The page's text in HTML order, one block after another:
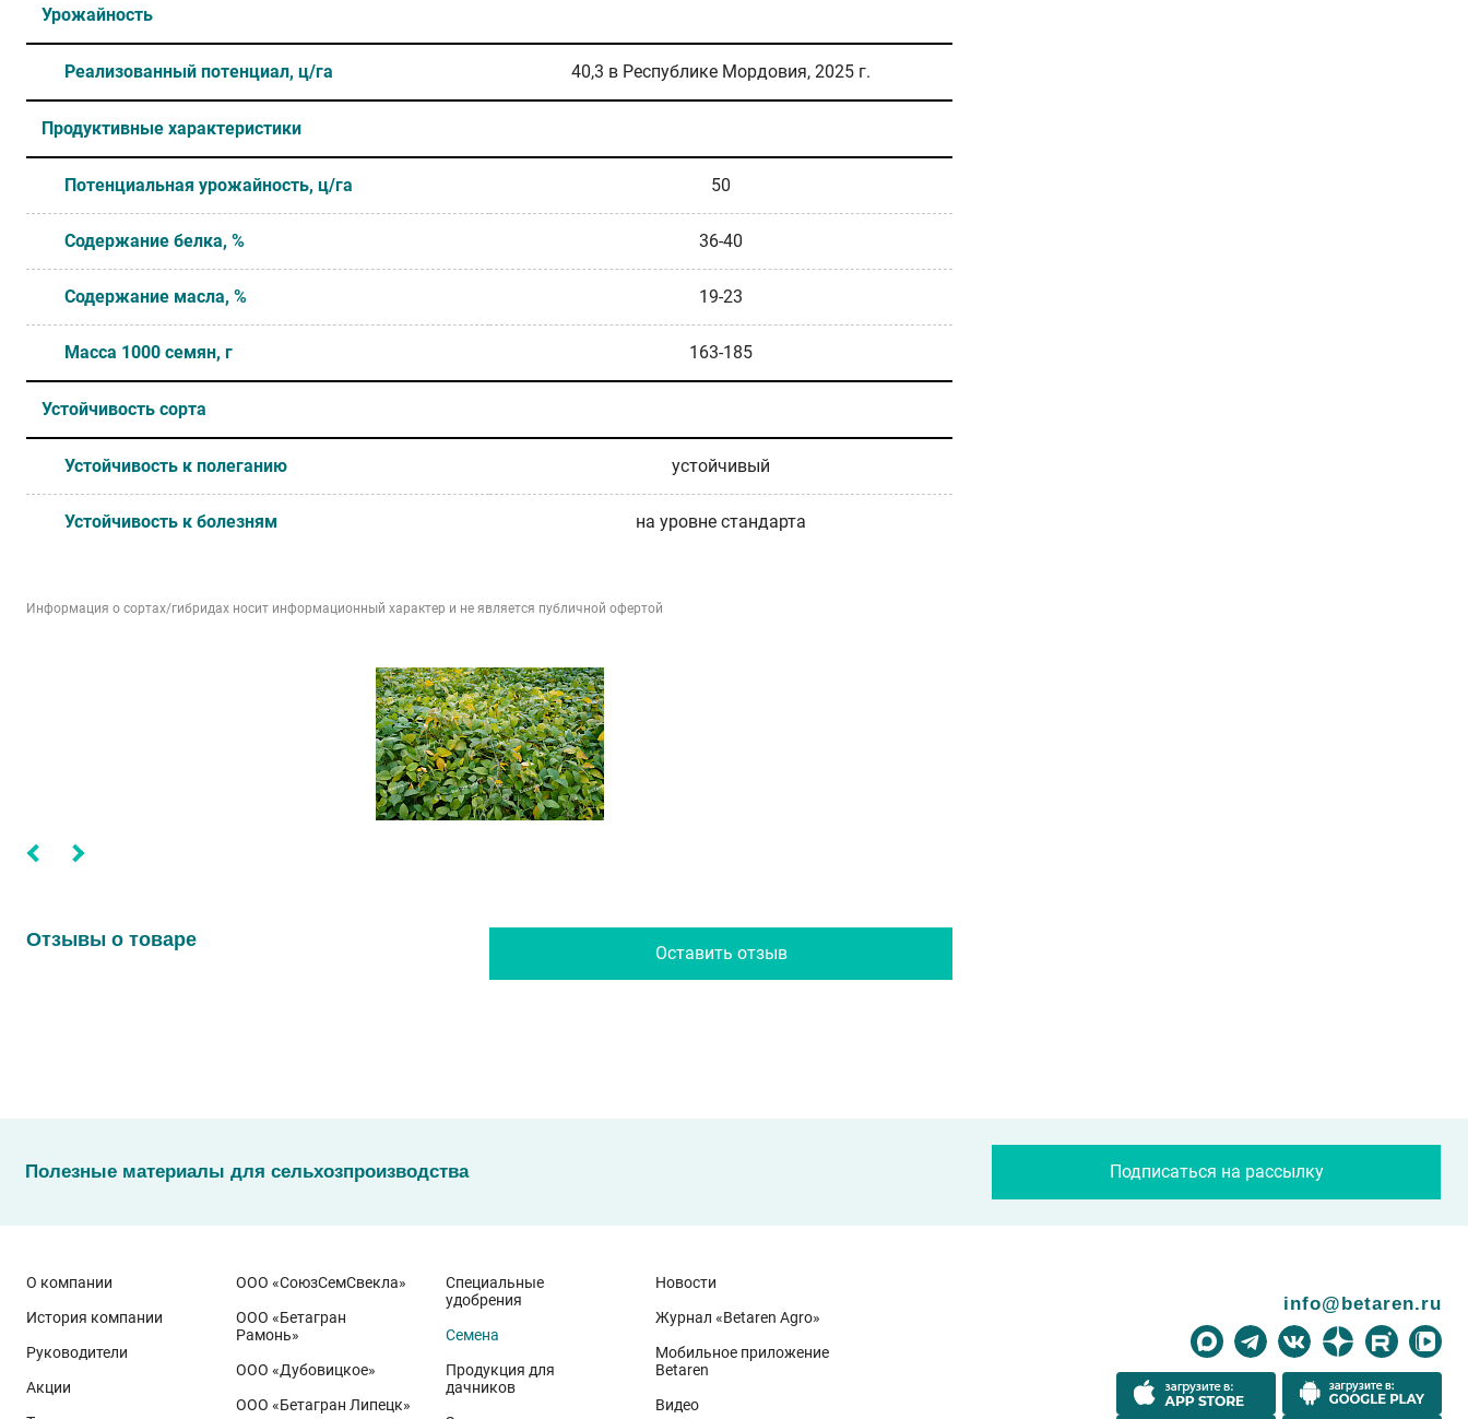
Урожайность
Реализованный потенциал, ц/га 40,3 в Республике Мордовия, 2025 г.
Продуктивные характеристики
Потенциальная урожайность, ц/га 50
Содержание белка, % 36-40
Содержание масла, % 19-23
Масса 1000 семян, г 163-185
Устойчивость сорта
Устойчивость к полеганию устойчивый
Устойчивость к болезням на уровне стандарта
Информация о сортах/гибридах носит информационный характер и не является публичной офертой
Отзывы о товаре
Оставить отзыв
Полезные материалы для сельхозпроизводства Подписаться на рассылку
О компании
История компании
Руководители
Акции
ООО «СоюзСемСвекла»
ООО «Бетагран
Рамонь»
ООО «Дубовицкое»
ООО «Бетагран Липецк»
Специальные
удобрения
Семена
Продукция для
дачников
Новости
Журнал «Betaren Agro»
Мобильное приложение
Betaren
Видео
info@betaren.ru